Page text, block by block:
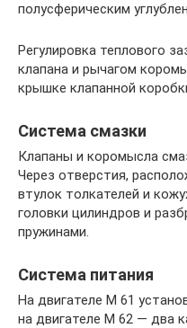
полусферическим
Регулировка теплового
клапана и рычагом
крышке клапанной
Система смазки
Клапаны и коромысла
Через отверстия,
втулок толкателей и
головки цилиндров и
пружинами.
Система питания
На двигателе М 61
на двигателе М 62 — два